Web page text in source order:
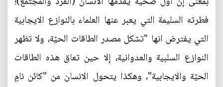
فطرته السليمة التي يعبر عنها العلماء بالنوازع الايجابية
التي يفترض انها "تشكل مصدر الطاقات الحيّة، ولا تظهر
النوازع السلبية والعدوانية، إلا حين تعاق هذه الطاقات
الحيّة والايجابية"، وهكذا يتحول الانسان من "كائن نامٍ